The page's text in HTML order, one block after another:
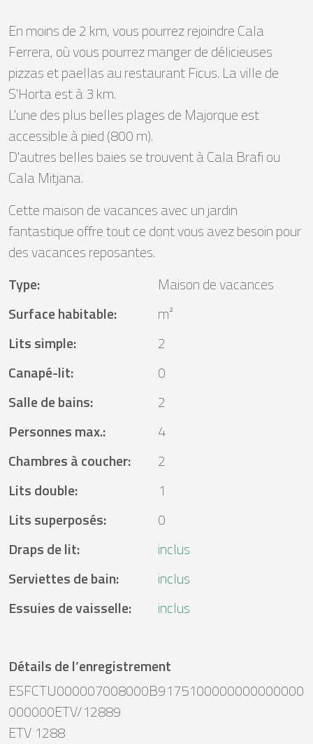
En moins de 2 km, vous pourrez rejoindre Cala
Ferrera, où vous pourrez manger de délicieuses
pizzas et paellas au restaurant Ficus. La ville de
S'Horta est à 3 km.
L'une des plus belles plages de Majorque est
accessible à pied (800 m).
D'autres belles baies se trouvent à Cala Brafi ou
Cala Mitjana.
Cette maison de vacances avec un jardin
fantastique offre tout ce dont vous avez besoin pour
des vacances reposantes.
Type:
Maison de vacances
Surface habitable:
m²
Lits simple:
2
Canapé-lit:
0
Salle de bains:
2
Personnes max.:
4
Chambres à coucher:
2
Lits double:
1
Lits superposés:
0
Draps de lit:
inclus
Serviettes de bain:
inclus
Essuies de vaisselle: inclus
Détails de l’enregistrement
ESFCTU000007008000B9175100000000000000
000000ETV/12889
ETV 1288